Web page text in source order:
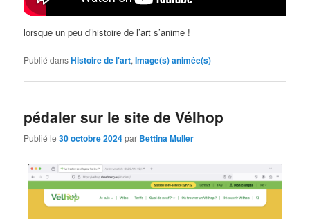
lorsque un peu d’histoire de l’art s’anime !
Publié dansHistoire de l'art,Image(s) animée(s)
pédaler sur le site de Vélhop
Publié le30 octobre 2024par Bettina Muller